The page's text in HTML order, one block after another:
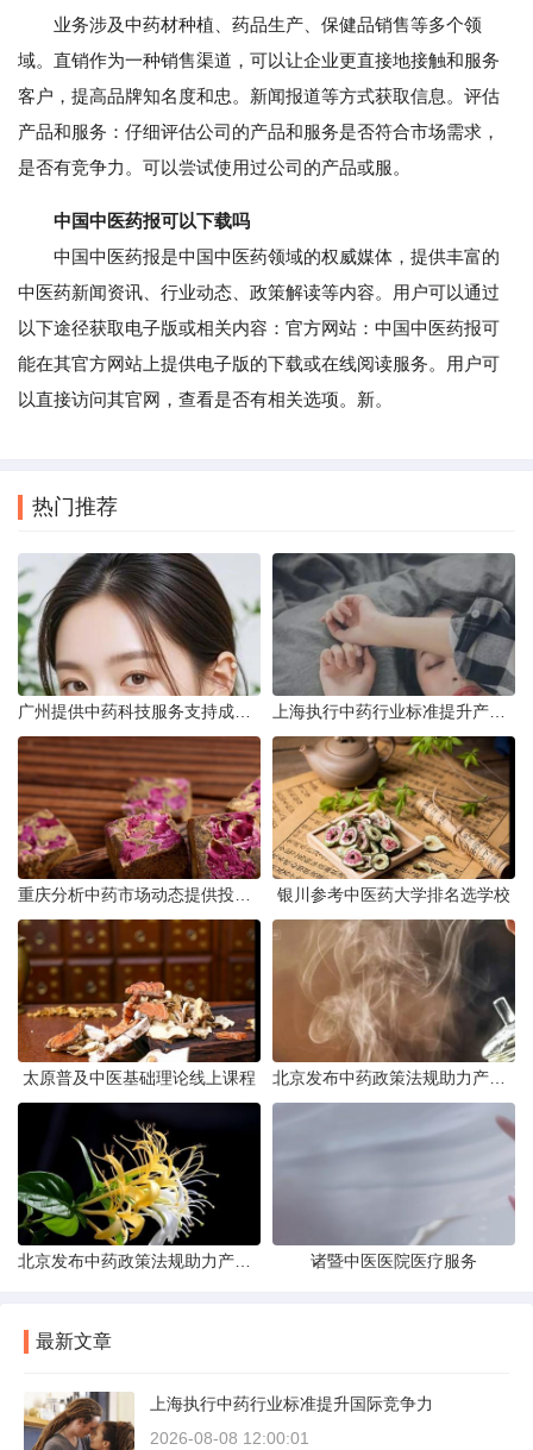
业务涉及中药材种植、药品生产、保健品销售等多个领
域。直销作为一种销售渠道，可以让企业更直接地接触和服务
客户，提高品牌知名度和忠。新闻报道等方式获取信息。评估
产品和服务：仔细评估公司的产品和服务是否符合市场需求，
是否有竞争力。可以尝试使用过公司的产品或服。
中国中医药报可以下载吗
中国中医药报是中国中医药领域的权威媒体，提供丰富的
中医药新闻资讯、行业动态、政策解读等内容。用户可以通过
以下途径获取电子版或相关内容：官方网站：中国中医药报可
能在其官方网站上提供电子版的下载或在线阅读服务。用户可
以直接访问其官网，查看是否有相关选项。新。
热门推荐
银川参考中医药大学排名选学校
太原普及中医基础理论线上课程
诸暨中医医院医疗服务
最新文章
上海执行中药行业标准提升国际竞争力
2026-08-08 12:00:01